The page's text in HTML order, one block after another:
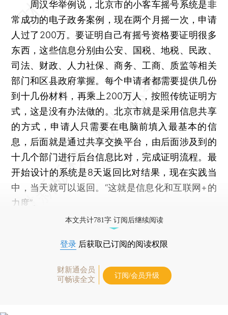
周汉华举例说，北京市的小客车摇号系统是非
常成功的电子政务案例，现在两个月摇一次，申请
人过了200万。要证明自己有摇号资格要证明很多
东西，这些信息分别由公安、国税、地税、民政、
司法、财政、人力社保、商务、工商、质监等相关
部门和区县政府掌握。每个申请者都需要提供几份
到十几份材料，再乘上200万人，按照传统证明方
式，这是没有办法做的。北京市就是采用信息共享
的方式，申请人只需要在电脑前填入最基本的信
息，后面就是通过共享交换平台，由后面涉及到的
十几个部门进行后台信息比对，完成证明流程。最
开始设计的系统是8天返回比对结果，现在实践当
中，当天就可以返回。“这就是信息化和互联网+的
力度”。
本文共计781字 订阅后继续阅读
登录 后获取已订阅的阅读权限
财新通会员
可畅读全文
订阅/会员升级